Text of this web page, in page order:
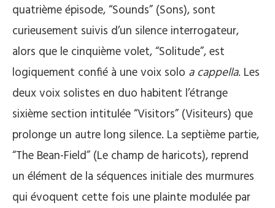
quatrième épisode, “Sounds” (Sons), sont
curieusement suivis d’un silence interrogateur,
alors que le cinquième volet, “Solitude”, est
logiquement confié à une voix solo a cappella. Les
deux voix solistes en duo habitent l’étrange
sixième section intitulée “Visitors” (Visiteurs) que
prolonge un autre long silence. La septième partie,
“The Bean-Field” (Le champ de haricots), reprend
un élément de la séquences initiale des murmures
qui évoquent cette fois une plainte modulée par